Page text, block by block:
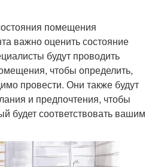
помещения
важно оценить состояние
будут проводить
чтобы определить,
провести. Они также будут
и предпочтения, чтобы
будет соответствовать вашим